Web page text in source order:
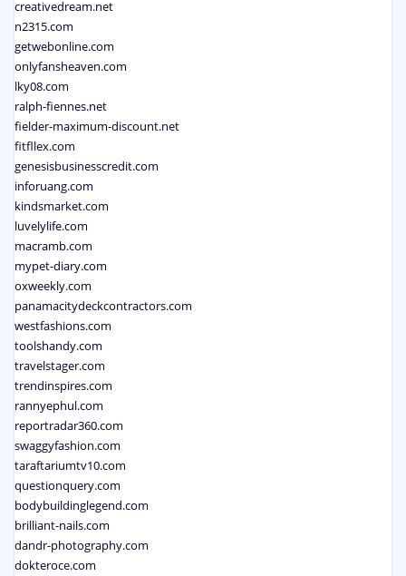
creativedream.net
n2315.com
getwebonline.com
onlyfansheaven.com
lky08.com
ralph-fiennes.net
fielder-maximum-discount.net
fitfllex.com
genesisbusinesscredit.com
inforuang.com
kindsmarket.com
luvelylife.com
macramb.com
mypet-diary.com
oxweekly.com
panamacitydeckcontractors.com
westfashions.com
toolshandy.com
travelstager.com
trendinspires.com
rannyephul.com
reportradar360.com
swaggyfashion.com
taraftariumtv10.com
questionquery.com
bodybuildinglegend.com
brilliant-nails.com
dandr-photography.com
dokteroce.com